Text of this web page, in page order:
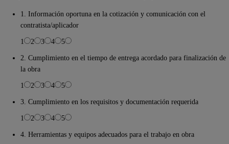
1. Información oportuna en la cotización y comunicación con el
contratista/aplicador
1
2 3 4
5
2. Cumplimiento en el tiempo de entrega acordado para finalización de
la obra
1
2 3 4
5
3. Cumplimiento en los requisitos y documentación requerida
1
2 3 4
5
4. Herramientas y equipos adecuados para el trabajo en obra